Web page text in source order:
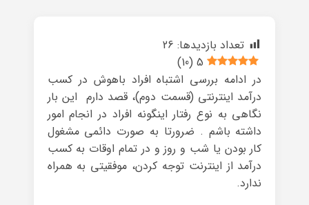
تعداد بازدیدها: 26
5
(
10
)
در ادامه بررسی اشتباه افراد باهوش در کسب
درآمد اینترنتی (قسمت دوم)، قصد دارم این بار
نگاهی به نوع رفتار اینگونه افراد در انجام امور
داشته باشم . ضرورتا به صورت دائمی مشغول
کار بودن یا شب و روز و در تمام اوقات به کسب
درآمد از اینترنت توجه کردن، موفقیتی به همراه
ندارد.